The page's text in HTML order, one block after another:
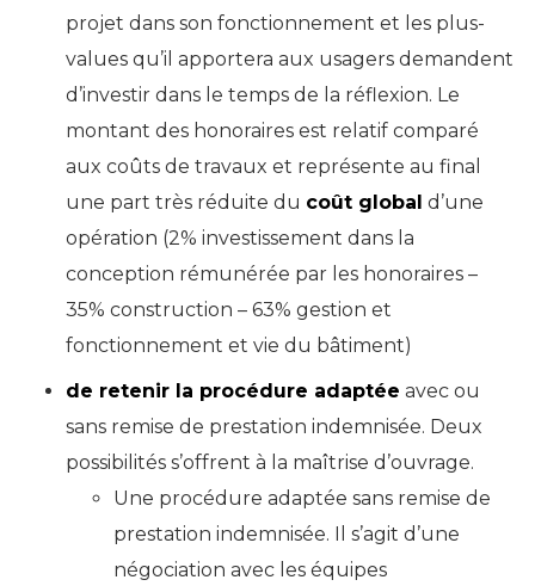
projet dans son fonctionnement et les plus-
values qu’il apportera aux usagers demandent
d’investir dans le temps de la réflexion. Le
montant des honoraires est relatif comparé
aux coûts de travaux et représente au final
une part très réduite du coût global d’une
opération (2% investissement dans la
conception rémunérée par les honoraires –
35% construction – 63% gestion et
fonctionnement et vie du bâtiment)
de retenir la procédure adaptée avec ou
sans remise de prestation indemnisée. Deux
possibilités s’offrent à la maîtrise d’ouvrage.
Une procédure adaptée sans remise de
prestation indemnisée. Il s’agit d’une
négociation avec les équipes